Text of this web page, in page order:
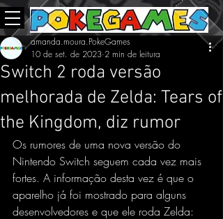
Switch 2 roda versão
melhorada de Zelda: Tears of
the Kingdom, diz rumor
amanda.moura.PokeGames
10 de set. de 2023 2 min de leitura
Os rumores de uma nova versão do
Nintendo Switch seguem cada vez mais
fortes. A informação desta vez é que o
aparelho já foi mostrado para alguns
desenvolvedores e que ele roda Zelda: